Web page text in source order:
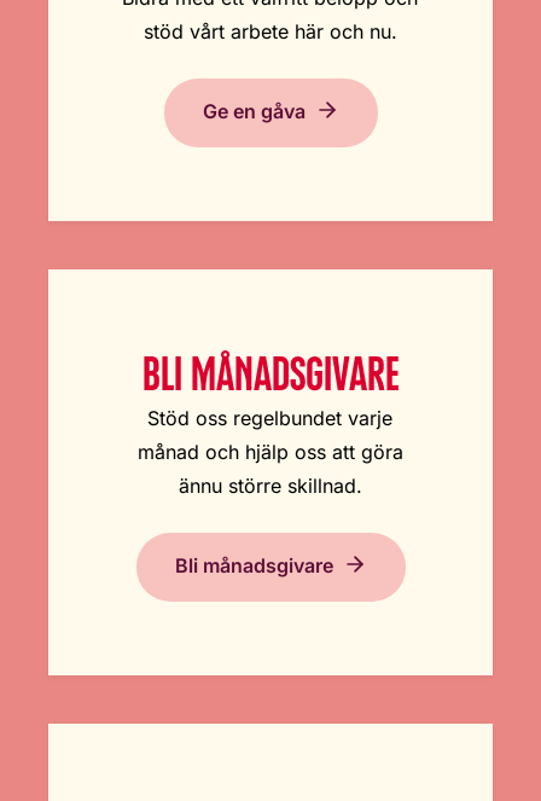
stöd vårt arbete här och nu.
Ge en gåva
BLI MÅNADSGIVARE
Stöd oss regelbundet varje
månad och hjälp oss att göra
ännu större skillnad.
Bli månadsgivare